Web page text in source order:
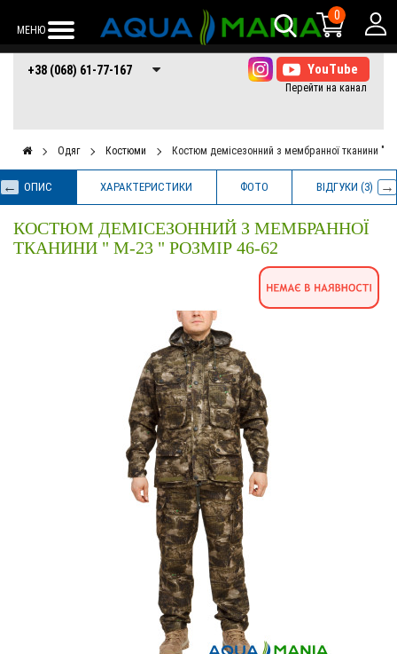
МЕНЮ
0
+38 (068) 61-77-
167
+38 (066) 61-77-+38 (073) 61-77-
167
+38 (068) 61-77-167
Одяг Костюми Костюм демісезонний з мембранної тканини "
ОПИС ХАРАКТЕРИСТИКИ ФОТО ВІДГУКИ (3)
КОСТЮМ ДЕМІСЕЗОННИЙ З МЕМБРАННОЇ
ТКАНИНИ " М-23 " РОЗМІР 46-62